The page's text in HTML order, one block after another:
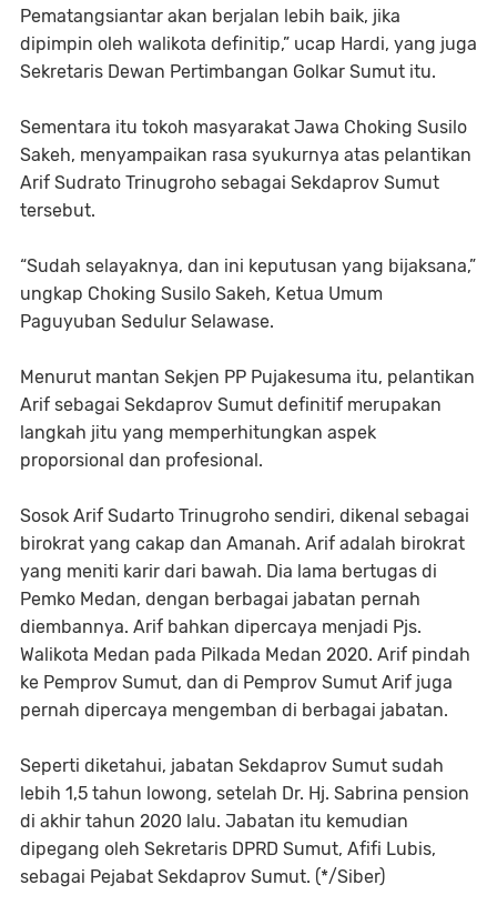
Pematangsiantar akan berjalan lebih baik, jika
dipimpin oleh walikota definitip,” ucap Hardi, yang juga
Sekretaris Dewan Pertimbangan Golkar Sumut itu.
Sementara itu tokoh masyarakat Jawa Choking Susilo
Sakeh, menyampaikan rasa syukurnya atas pelantikan
Arif Sudrato Trinugroho sebagai Sekdaprov Sumut
tersebut.
“Sudah selayaknya, dan ini keputusan yang bijaksana,”
ungkap Choking Susilo Sakeh, Ketua Umum
Paguyuban Sedulur Selawase.
Menurut mantan Sekjen PP Pujakesuma itu, pelantikan
Arif sebagai Sekdaprov Sumut definitif merupakan
langkah jitu yang memperhitungkan aspek
proporsional dan profesional.
Sosok Arif Sudarto Trinugroho sendiri, dikenal sebagai
birokrat yang cakap dan Amanah. Arif adalah birokrat
yang meniti karir dari bawah. Dia lama bertugas di
Pemko Medan, dengan berbagai jabatan pernah
diembannya. Arif bahkan dipercaya menjadi Pjs.
Walikota Medan pada Pilkada Medan 2020. Arif pindah
ke Pemprov Sumut, dan di Pemprov Sumut Arif juga
pernah dipercaya mengemban di berbagai jabatan.
Seperti diketahui, jabatan Sekdaprov Sumut sudah
lebih 1,5 tahun lowong, setelah Dr. Hj. Sabrina pension
di akhir tahun 2020 lalu. Jabatan itu kemudian
dipegang oleh Sekretaris DPRD Sumut, Afifi Lubis,
sebagai Pejabat Sekdaprov Sumut. (*/Siber)